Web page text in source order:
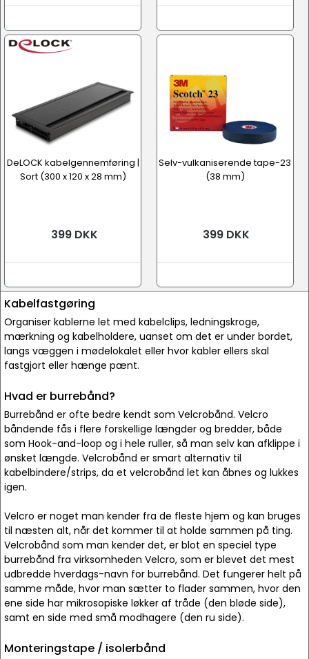
DeLOCK kabelgennemføring |
Sort (300 x 120 x 28 mm)
399 DKK
Selv-vulkaniserende tape-23
(38 mm)
399 DKK
Kabelfastgøring
Organiser kablerne let med kabelclips, ledningskroge,
mærkning og kabelholdere, uanset om det er under bordet,
langs væggen i mødelokalet eller hvor kabler ellers skal
fastgjort eller hænge pænt.
Hvad er burrebånd?
Burrebånd er ofte bedre kendt som Velcrobånd. Velcro
båndende fås i flere forskellige længder og bredder, både
som Hook-and-loop og i hele ruller, så man selv kan afklippe i
ønsket længde. Velcrobånd er smart alternativ til
kabelbindere/strips, da et velcrobånd let kan åbnes og lukkes
igen.
Velcro er noget man kender fra de fleste hjem og kan bruges
til næsten alt, når det kommer til at holde sammen på ting.
Velcrobånd som man kender det, er blot en speciel type
burrebånd fra virksomheden Velcro, som er blevet det mest
udbredde hverdags-navn for burrebånd. Det fungerer helt på
samme måde, hvor man sætter to flader sammen, hvor den
ene side har mikrosopiske løkker af tråde (den bløde side),
samt en side med små modhagere (den ru side).
Monteringstape / isolerbånd